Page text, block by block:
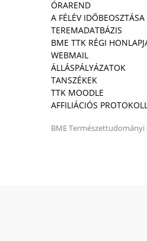
ÓRAREND
A FÉLÉV IDŐBEOSZTÁSA
TEREMADATBÁZIS
BME TTK RÉGI
WEBMAIL
ÁLLÁSPÁLYÁZATOK
TANSZÉKEK
TTK MOODLE
AFFILIÁCIÓS
BMETermészettudományi